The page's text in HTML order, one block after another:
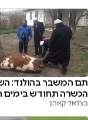
תם המשבר בהולנד:
הכשרה תחודש בימים
בצלאל קאהן